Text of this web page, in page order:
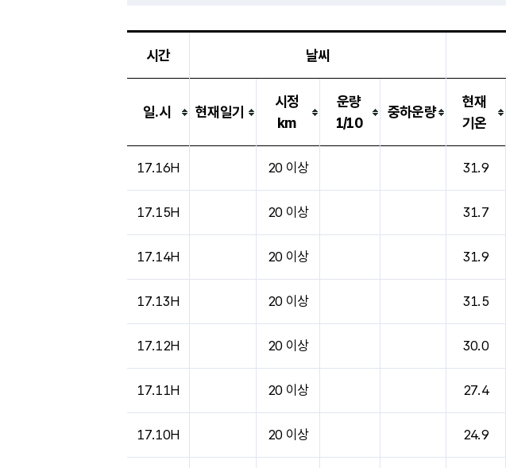
시간 날씨
일.시 현재일기
시정
km
운량
1/10
중하운량
현재
기온
17.16H 20 이상 31.9
17.15H 20 이상 31.7
17.14H 20 이상 31.9
17.13H 20 이상 31.5
17.12H 20 이상 30.0
17.11H 20 이상 27.4
17.10H 20 이상 24.9